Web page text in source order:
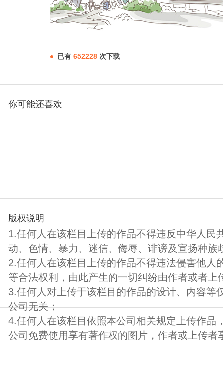
已有 652228 次下载
你可能还喜欢
版权说明
1.任何人在该栏目上传的作品不得违反中华人民
动、色情、暴力、迷信、侮辱、诽谤及宣扬种族
2.任何人在该栏目上传的作品不得违法侵害他人
等合法权利，由此产生的一切纠纷由作者或者上
3.任何人对上传于该栏目的作品的设计、内容等
公司无关；
4.任何人在该栏目依照本公司相关规定上传作品
公司免费使用享有著作权的图片，作者或上传者